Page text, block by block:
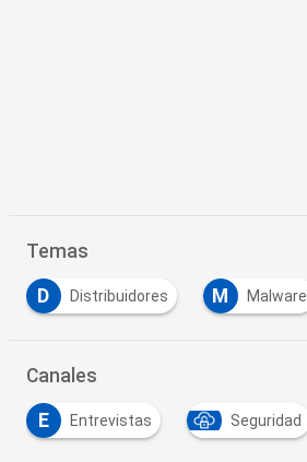
Temas
D Distribuidores M Malware
Canales
E Entrevistas Seguridad